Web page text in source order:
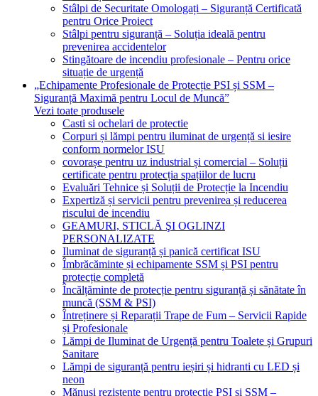
Stâlpi de Securitate Omologați – Siguranță Certificată
pentru Orice Proiect
Stâlpi pentru siguranță – Soluția ideală pentru
prevenirea accidentelor
Stingătoare de incendiu profesionale – Pentru orice
situație de urgență
„Echipamente Profesionale de Protecție PSI și SSM –
Siguranță Maximă pentru Locul de Muncă”
Vezi toate produsele
Casti si ochelari de protectie
Corpuri și lămpi pentru iluminat de urgență si iesire
conform normelor ISU
covorașe pentru uz industrial și comercial – Soluții
certificate pentru protecția spațiilor de lucru
Evaluări Tehnice și Soluții de Protecție la Incendiu
Expertiză și servicii pentru prevenirea și reducerea
riscului de incendiu
GEAMURI, STICLĂ ŞI OGLINZI
PERSONALIZATE
Iluminat de siguranță și panică certificat ISU
Îmbrăcăminte și echipamente SSM și PSI pentru
protecție completă
Încălțăminte de protecție pentru siguranță și sănătate în
muncă (SSM & PSI)
Întreținere și Reparații Trape de Fum – Servicii Rapide
și Profesionale
Lămpi de Iluminat de Urgență pentru Toalete și Grupuri
Sanitare
Lămpi de siguranță pentru ieșiri și hidranti cu LED și
neon
Mănuși rezistente pentru protecție PSI și SSM –